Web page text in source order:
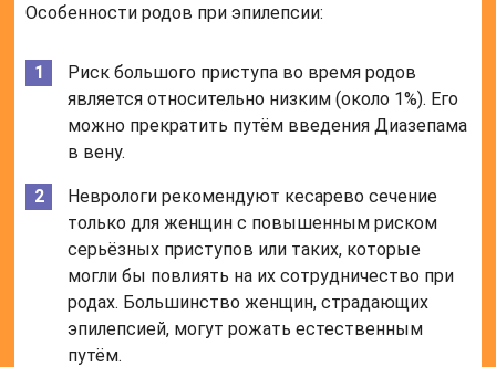
Особенности родов при эпилепсии:
Риск большого приступа во время родов
является относительно низким (около 1%). Его
можно прекратить путём введения Диазепама
в вену.
Неврологи рекомендуют кесарево сечение
только для женщин с повышенным риском
серьёзных приступов или таких, которые
могли бы повлиять на их сотрудничество при
родах. Большинство женщин, страдающих
эпилепсией, могут рожать естественным
путём.